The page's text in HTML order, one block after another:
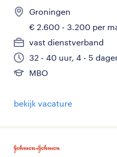
Groningen
€ 2.600 - 3.200 per
vast dienstverband
32 - 40 uur, 4 - 5
MBO
bekijk vacature